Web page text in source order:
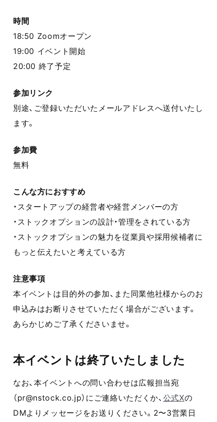
時間
18:50 Zoomオープン
19:00 イベント開始
20:00 終了予定
参加リンク
別途、ご登録いただいたメールアドレスへ送付いたし
ます。
参加費
無料
こんな方におすすめ
・スタートアップの経営者や経営メンバーの方
・ストックオプションの設計・管理をされている方
・ストックオプションの魅力を従業員や採用候補者に
もっと伝えたいと考えている方
注意事項
本イベントは目的外の参加、また同業他社様からのお
申込みはお断りさせていただく場合がございます。
あらかじめご了承くださいませ。
本イベントは終了いたしました
なお、本イベントへの問い合わせは広報担当宛
（pr@nstock.co.jp）にご連絡いただくか、 公式Xの
DMよりメッセージをお送りください。2〜3営業日